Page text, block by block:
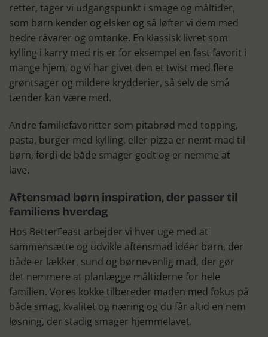
retter, tager vi udgangspunkt i smage og måltider,
som børn kender og elsker og så løfter vi dem med
bedre råvarer og omtanke. En klassisk livret som
kylling i karry med ris er for eksempel en fast favorit i
mange hjem, og vi har givet den et twist med flere
grøntsager og mildere krydderier, så selv de små
tænder kan være med.
Andre familiefavoritter som pitabrød med topping,
pasta, burger med kylling, eller pizza er nemt mad til
børn, fordi de både smager godt og er nemme at
lave.
Aftensmad børn inspiration, der passer til
familiens hverdag
Hos BetterFeast arbejder vi hver uge med at
sammensætte og udvikle aftensmad idéer børn, der
både er lækker, sund og børnevenlig mad, der gør
det nemmere at planlægge måltiderne for hele
familien. Vores kokke tilbereder maden med fokus på
både smag, kvalitet og næring og du får altid en nem
løsning, der stadig smager hjemmelavet.